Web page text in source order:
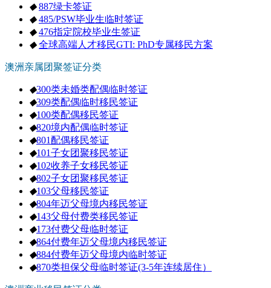
◆ 887绿卡签证
◆ 485/PSW毕业生临时签证
◆ 476指定院校毕业生签证
◆ 全球高端人才移民GTI: PhD专属移民方案
澳洲亲属团聚签证分类
◆300类未婚类配偶临时签证
◆309类配偶临时移民签证
◆100类配偶移民签证
◆820境内配偶临时签证
◆801配偶移民签证
◆101子女团聚移民签证
◆102收养子女移民签证
◆802子女团聚移民签证
◆103父母移民签证
◆804年迈父母境内移民签证
◆143父母付费类移民签证
◆173付费父母临时签证
◆864付费年迈父母境内移民签证
◆884付费年迈父母境内临时签证
◆870类担保父母临时签证(3-5年连续居住）